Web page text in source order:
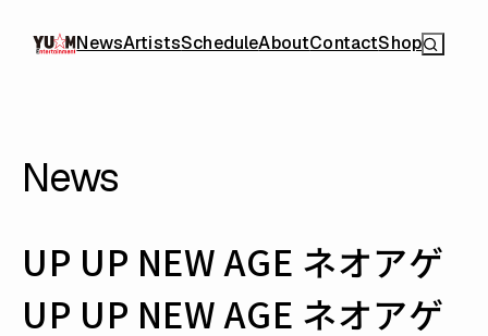
NewsArtistsScheduleAboutContactShop
News
UP UP NEW AGE ネオアゲ
UP UP NEW AGE ネオアゲ